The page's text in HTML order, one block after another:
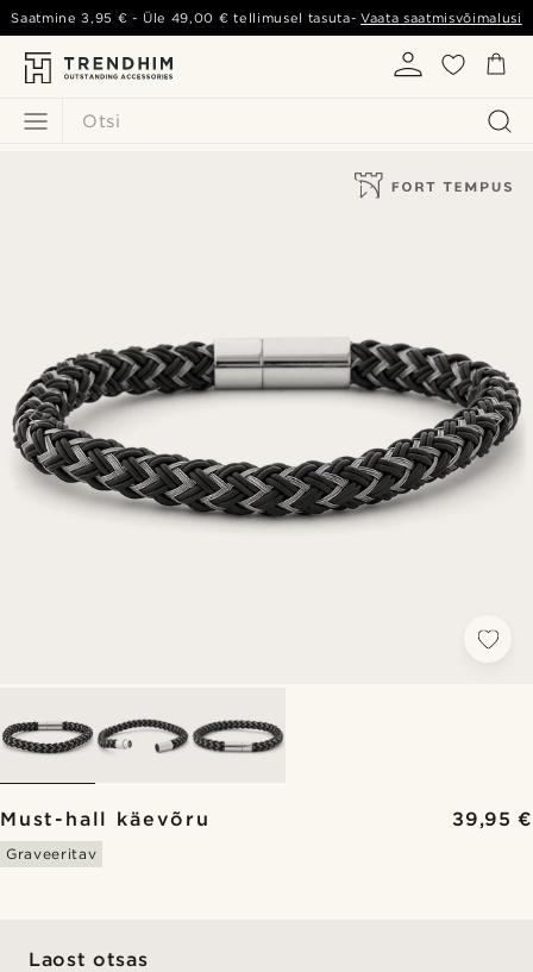
Otsi
Saatmine3,95 € - Üle 49,00 € tellimusel tasuta-Vaata saatmisvõimalusi
Must-hall käevõru 39,95 €
Graveeritav
Laost otsas